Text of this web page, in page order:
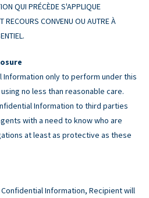
QUI PRÉCÈDE S'APPLIQUE
RECOURS CONVENU OU AUTRE À
Information only to perform under this
no less than reasonable care.
Information to third parties
with a need to know who are
at least as protective as these
Information, Recipient will